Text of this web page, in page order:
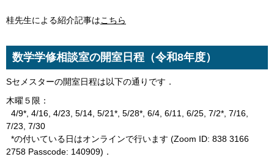
桂先生による紹介記事はこちら
数学学修相談室の開室日程（令和8年度）
Sセメスターの開室日程は以下の通りです．
木曜５限：
4/9*, 4/16, 4/23, 5/14, 5/21*, 5/28*, 6/4, 6/11, 6/25, 7/2*, 7/16,
7/23, 7/30
*の付いている日はオンラインで行います (Zoom ID: 838 3166
2758 Passcode: 140909)．